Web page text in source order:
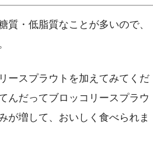
質・低脂質なことが多いので、
ースプラウトを加えてみてくだ
んだってブロッコリースプラウ
が増して、おいしく食べられま